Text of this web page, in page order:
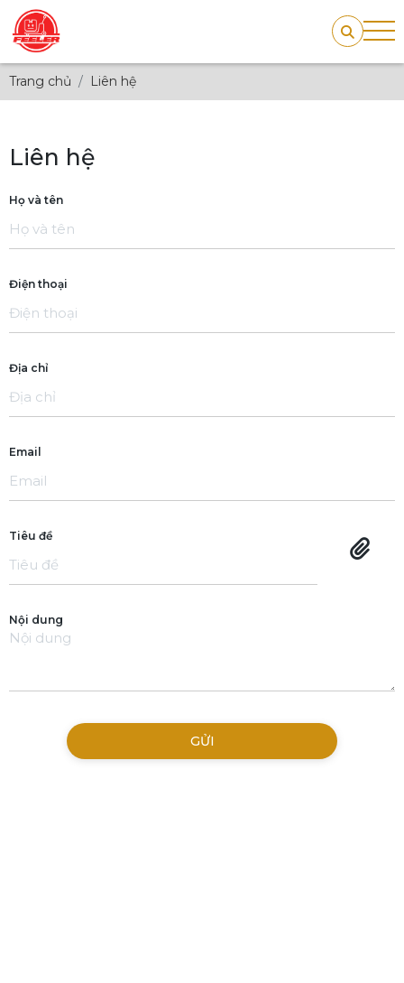
Trang chủ Liên hệ
Liên hệ
Họ và tên
Điện thoại
Địa chỉ
Email
Tiêu đề
Nội dung
GỬI